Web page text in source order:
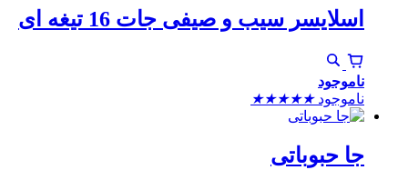
اسلایسر سیب و صیفی جات 16 تیغه ای
ناموجود
ناموجود ★
★
★
★
★
جا حبوباتی